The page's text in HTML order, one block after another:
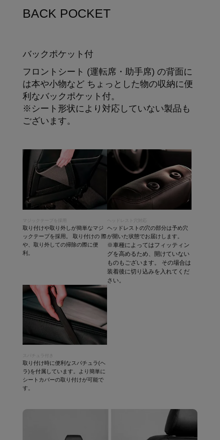
BACK POCKET
バックポケット付
フロントシート (運転席・助手席) の背面に
は本や小物など ちょっとした物の収納に便
利なバックポケット付。
※シート形状により対応していない製品も
ございます。
マジックテープを採用
取り付けや取り外しが簡単なマジ
ックテープを採用。 取り付けの 際
や、取り外しての掃除の際に便
利。
ヘッドレスト穴対応
ヘッドレストの穴の部分は予め穴
が開いた状態でお届けします。
※車種によってはフィッティン
グを高めるため、開けていない
ものもございます。 その場合は
装着後に切り込みを入れてくだ
さい。
スパチュラ付き
取り付け時に便利なスパチュラ(ヘ
ラ)を付属しています。より簡単に
シートカバーの取り付けが可能で
す。